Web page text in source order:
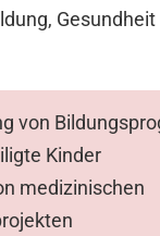
von
Kinder
medizinischen